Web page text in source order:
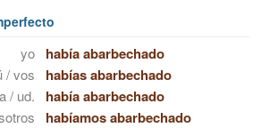
yo había abarbechado
/ vos habías abarbechado
/ ud. había abarbechado
habíamos abarbechado